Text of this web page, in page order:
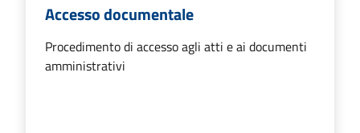
Accesso documentale
Procedimento di accesso agli atti e ai documenti
amministrativi